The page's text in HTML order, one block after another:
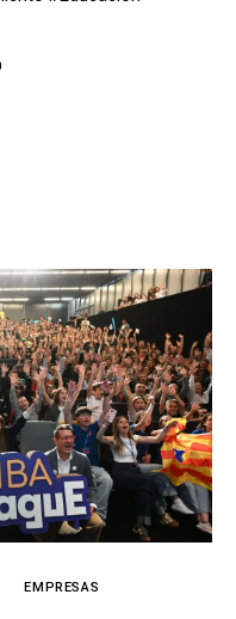
EMPRESAS